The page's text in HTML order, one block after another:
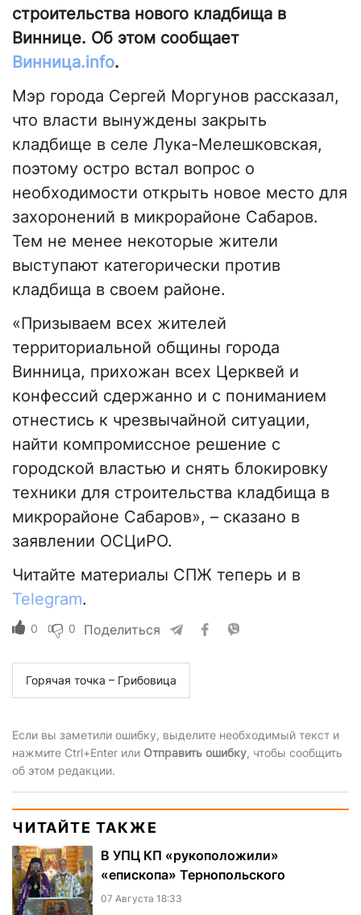
строительства нового кладбища в
Виннице. Об этом сообщает
Винница.info.
Мэр города Сергей Моргунов рассказал,
что власти вынуждены закрыть
кладбище в селе Лукa-Мелешковская,
поэтому остро встал вопрос о
необходимости открыть новое место для
захоронений в микрорайоне Сабаров.
Тем не менее некоторые жители
выступают категорически против
кладбища в своем районе.
«Призываем всех жителей
территориальной общины города
Винница, прихожан всех Церквей и
конфессий сдержанно и с пониманием
отнестись к чрезвычайной ситуации,
найти компромиссное решение с
городской властью и снять блокировку
техники для строительства кладбища в
микрорайоне Сабаров», – сказано в
заявлении ОСЦиРО.
Читайте материалы СПЖ теперь и в
Telegram.
0 0 Поделиться
Горячая точка – Грибовица
Если вы заметили ошибку, выделите необходимый текст и
нажмите Ctrl+Enter или Отправить ошибку, чтобы сообщить
об этом редакции.
ЧИТАЙТЕ ТАКЖЕ
В УПЦ КП «рукоположили»
«епископа» Тернопольского
07 Августа 18:33